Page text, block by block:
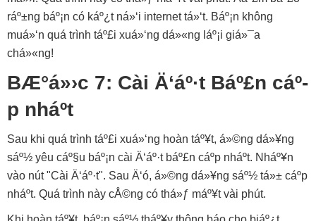
ráº±ng báº¡n có káº¿t ná»‘i internet tá»‘t. Báº¡n không
muá»‘n quá trình táº£i xuá»‘ng dá»«ng láº¡i giá»¯a
chá»«ng!
BÆ°á»›c 7: Cài Ä‘áº·t Báº£n cáº­
p nháº­t
Sau khi quá trình táº£i xuá»‘ng hoàn táº¥t, á»©ng dá»¥ng
sáº½ yêu cáº§u báº¡n cài Ä‘áº·t báº£n cáº­p nháº­t. Nháº¥n
vào nút "Cài Ä‘áº·t". Sau Ä‘ó, á»©ng dá»¥ng sáº½ tá»± cáº­p
nháº­t. Quá trình này cÅ©ng có thá»ƒ máº¥t vài phút.